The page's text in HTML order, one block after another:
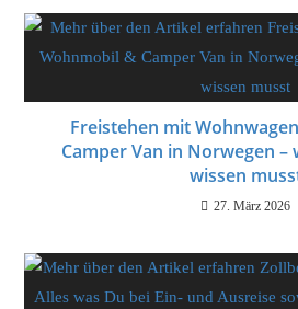
Freistehen mit
Camper Van in Norwegen –
wissen
27. März 2026